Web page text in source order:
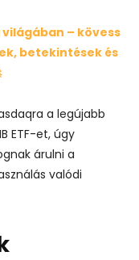
– kövess
betekintések és
a legújabb
ETF-et, úgy
árulni a
valódi